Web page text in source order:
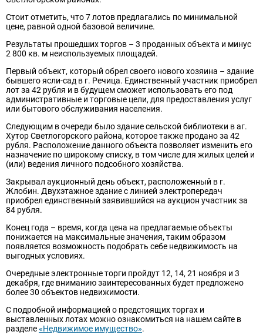
Стоит отметить, что 7 лотов предлагались по минимальной
цене, равной одной базовой величине.
Результаты прошедших торгов – 3 проданных объекта и минус
2 800 кв. м неиспользуемых площадей.
Первый объект, который обрел своего нового хозяина – здание
бывшего ясли-сад в г. Речица. Единственный участник приобрел
лот за 42 рубля и в будущем сможет использовать его под
административные и торговые цели, для предоставления услуг
или бытового обслуживания населения.
Следующим в очереди было здание сельской библиотеки в аг.
Хутор Светлогорского района, которое также продано за 42
рубля. Расположение данного объекта позволяет изменить его
назначение по широкому списку, в том числе для жилых целей и
(или) ведения личного подсобного хозяйства.
Закрывал аукционный день объект, расположенный в г.
Жлобин. Двухэтажное здание с линией электропередач
приобрел единственный заявившийся на аукцион участник за
84 рубля.
Конец года – время, когда цена на предлагаемые объекты
понижается на максимальные значения, таким образом
появляется возможность подобрать себе недвижимость на
выгодных условиях.
Очередные электронные торги пройдут 12, 14, 21 ноября и 3
декабря, где вниманию заинтересованных будет предложено
более 30 объектов недвижимости.
С подробной информацией о предстоящих торгах и
выставленных лотах можно ознакомиться на нашем сайте в
разделе«Недвижимое имущество».